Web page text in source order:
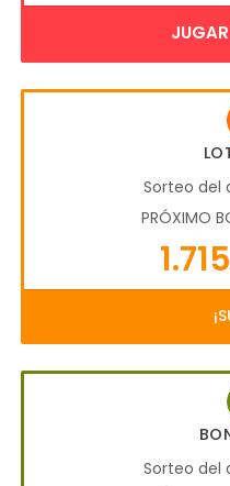
Sorteo del
PRÓXIMO
Sorteo del